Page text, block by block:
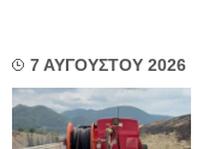
7 ΑΥΓΟΥΣΤΟΥ 2026